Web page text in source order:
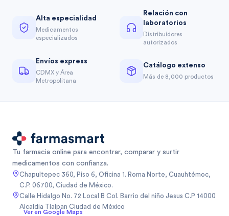
Alta especialidad
Medicamentos
especializados
Relación con
laboratorios
Distribuidores
autorizados
Envíos express
CDMX y Área
Metropolitana
Catálogo extenso
Más de 8,000 productos
Tu farmacia online para encontrar, comparar y surtir
medicamentos con confianza.
Chapultepec 360, Piso 6, Oficina 1. Roma Norte, Cuauhtémoc,
C.P. 06700, Ciudad de México.
Calle Hidalgo No. 72 Local B Col. Barrio del niño Jesus C.P 14000
Alcaldia Tlalpan Ciudad de México
Ver en Google Maps